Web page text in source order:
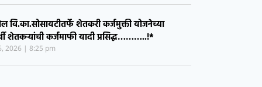
2026 10:36 am